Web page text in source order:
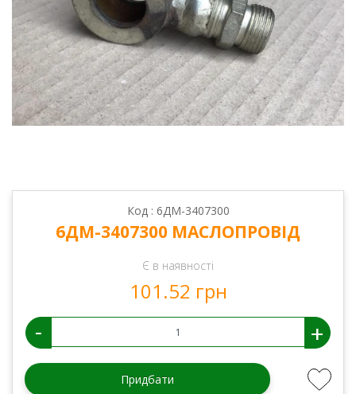
Код : 6ДМ-3407300
6ДМ-3407300 МАСЛОПРОВІД
Є в наявності
101.52 грн
- +
Придбати